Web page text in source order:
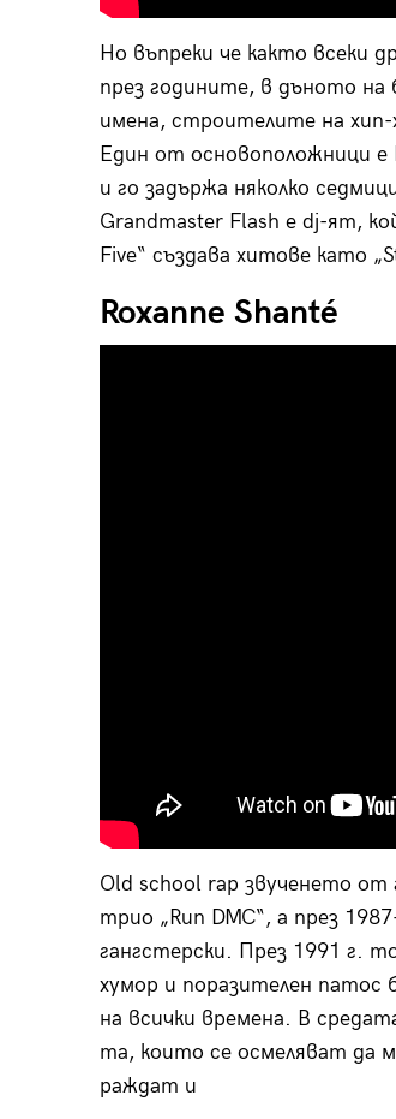
Но въпреки че както всеки
през годините, в дъното
имена, строителите на хип-
Един от основоположници е
и го задържа няколко
Grandmaster Flash e dj-ят,
Five“ създава хитове като
Roxanne Shanté
Оld school rap звученето
трио „Run DMC“, а през
гангстерски. През 1991 г.
хумор и поразителен патос
на всички времена. В
та, които се осмеляват да
раждат и